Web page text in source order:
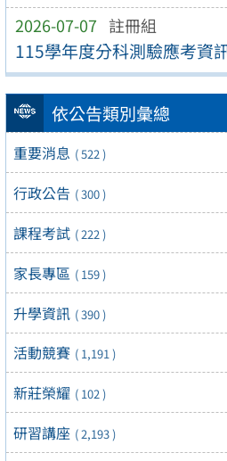
2026-07-07 註冊組
115學年度分科測驗應考資
依公告類別彙總
重要消息 ( 522 )
行政公告 ( 300 )
課程考試 ( 222 )
家長專區 ( 159 )
升學資訊 ( 390 )
活動競賽 ( 1,191 )
新莊榮耀 ( 102 )
研習講座 ( 2,193 )